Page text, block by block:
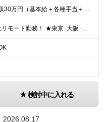
★首都圏想定月収30万円（基本給＋各種手当＋残業代10時間分の場合） ★残業代は別途全額支給（みなし残業はありません） ★賞与3.8か月分支給 ★地域手当･家族手当あり 【地域ごとの月給下限額】※下
★平均週2回以上リモート勤務！ ★東京･大阪･名古屋･福岡で募集！ご希望をお聞かせください ★転居を伴う転勤なし ★関西に本社あり 大阪、東京、愛知、福岡の各オフィス、または通勤圏内のお客様先オフィ
検討中に入れる
2026.08.17